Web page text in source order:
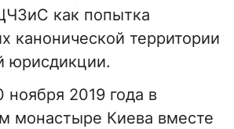
как попытка
канонической территории
юрисдикции.
2019 года в
монастыре Киева вместе